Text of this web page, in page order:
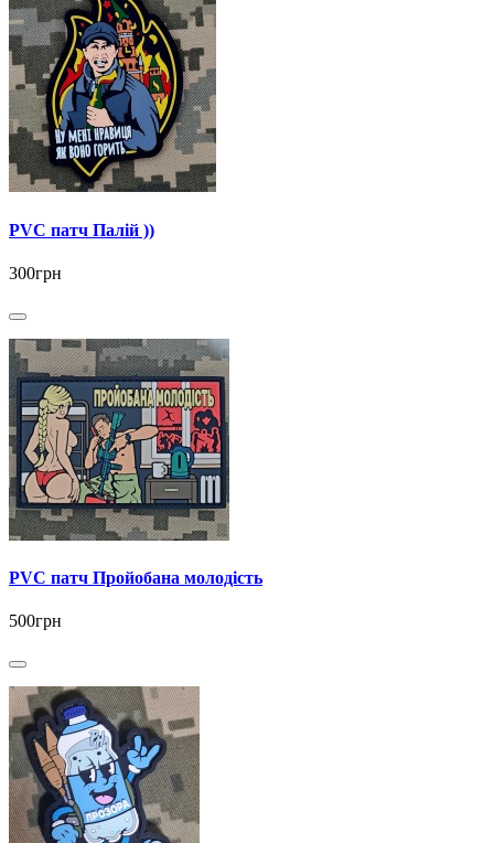
PVC патч Палій ))
300грн
PVC патч Пройобана молодість
500грн